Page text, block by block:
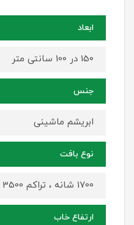
ابعاد
150 در 100 سانتی متر
جنس
ابریشم ماشینی
نوع بافت
1700 شانه ، تراکم 3500
ارتفاع خاب